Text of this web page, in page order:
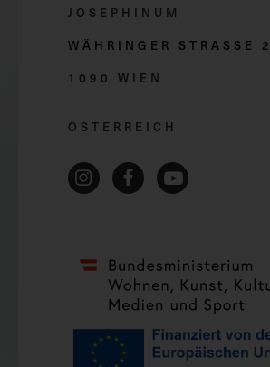
JOSEPHINUM
WÄHRINGER STRASSE 2
1090 WIEN
ÖSTERREICH